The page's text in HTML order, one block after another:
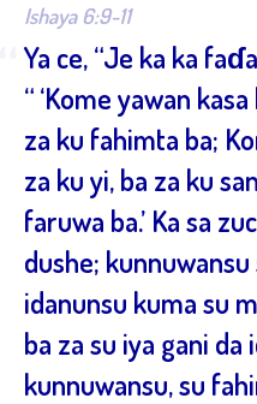
Ishaya 6:9-11
Ya ce, “Je ka ka
“ ‘Kome yawan
za ku fahimta ba;
za ku yi, ba za ku
faruwa ba.’ Ka sa
dushe;
idanunsu kuma su
ba za su iya gani da
kunnuwansu, su